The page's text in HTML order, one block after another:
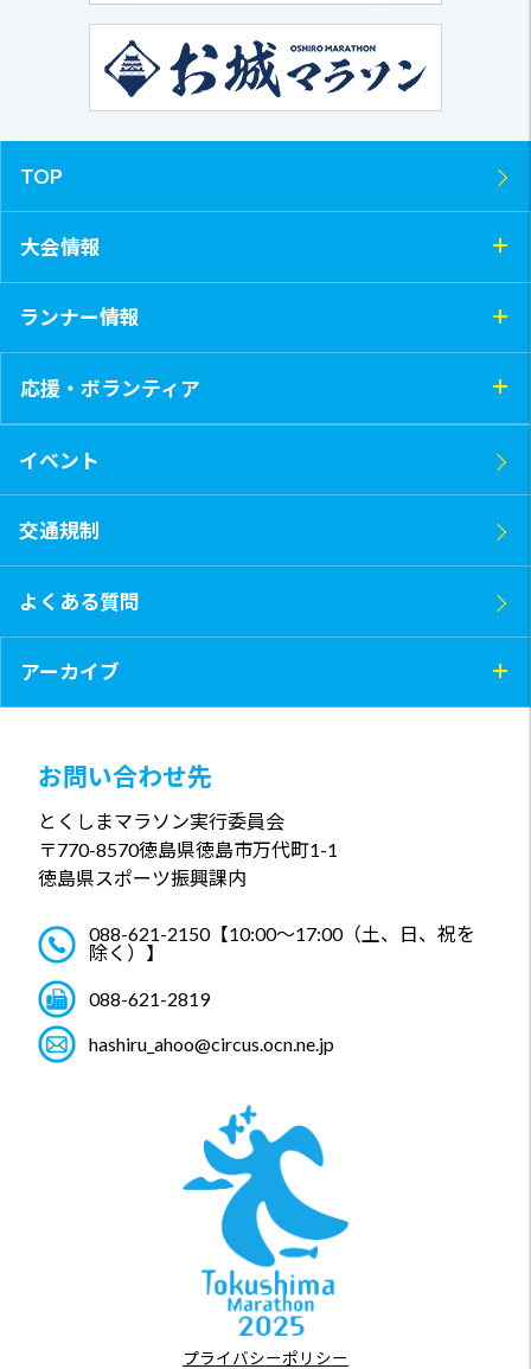
TOP
大会情報
ランナー情報
応援・ボランティア
イベント
交通規制
よくある質問
アーカイブ
お問い合わせ先
とくしまマラソン実行委員会
〒770-8570徳島県徳島市万代町1-1
徳島県スポーツ振興課内
088-621-2150【10:00～17:00（土、日、祝を
除く）】
088-621-2819
hashiru_ahoo@circus.ocn.ne.jp
プライバシーポリシー